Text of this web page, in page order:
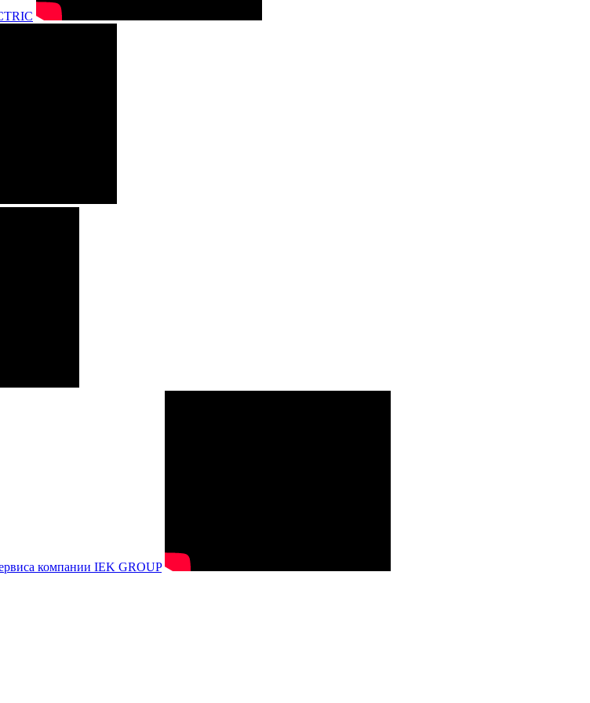
компании IEK GROUP